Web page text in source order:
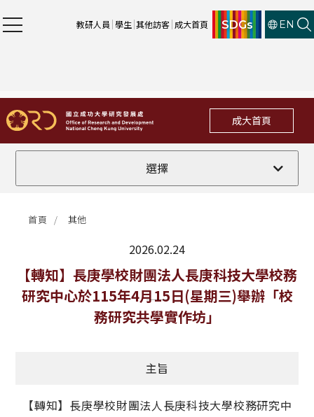
教研人員 學生 其他訪客 成大首頁 SDGs EN
成大首頁
選擇
全部
法規修訂
補助獎項
活動訊息
學術榮譽
首頁 其他
2026.02.24
最新消息
【轉知】長庚學校財團法人長庚科技大學校務
研究中心於115年4月15日(星期三)舉辦「校
務研究共學實作坊」
主旨
【轉知】長庚學校財團法人長庚科技大學校務研究中